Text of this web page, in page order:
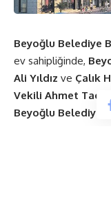
Beyoğlu Belediye
ev sahipliğinde,
Ali Yıldız ve Çalık
Vekili Ahmet
Beyoğlu Belediye